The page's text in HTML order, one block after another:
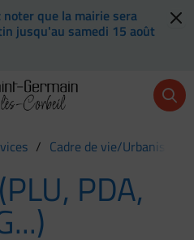
que la mairie sera
jusqu'au samedi 15 août
Retour à l'accueil
/ Cadre de vie/Urbanisme
PDA,